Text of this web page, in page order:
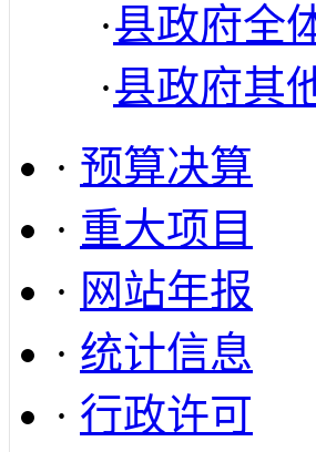
·县政府全
·县政府其
· 预算决算
· 重大项目
· 网站年报
· 统计信息
· 行政许可